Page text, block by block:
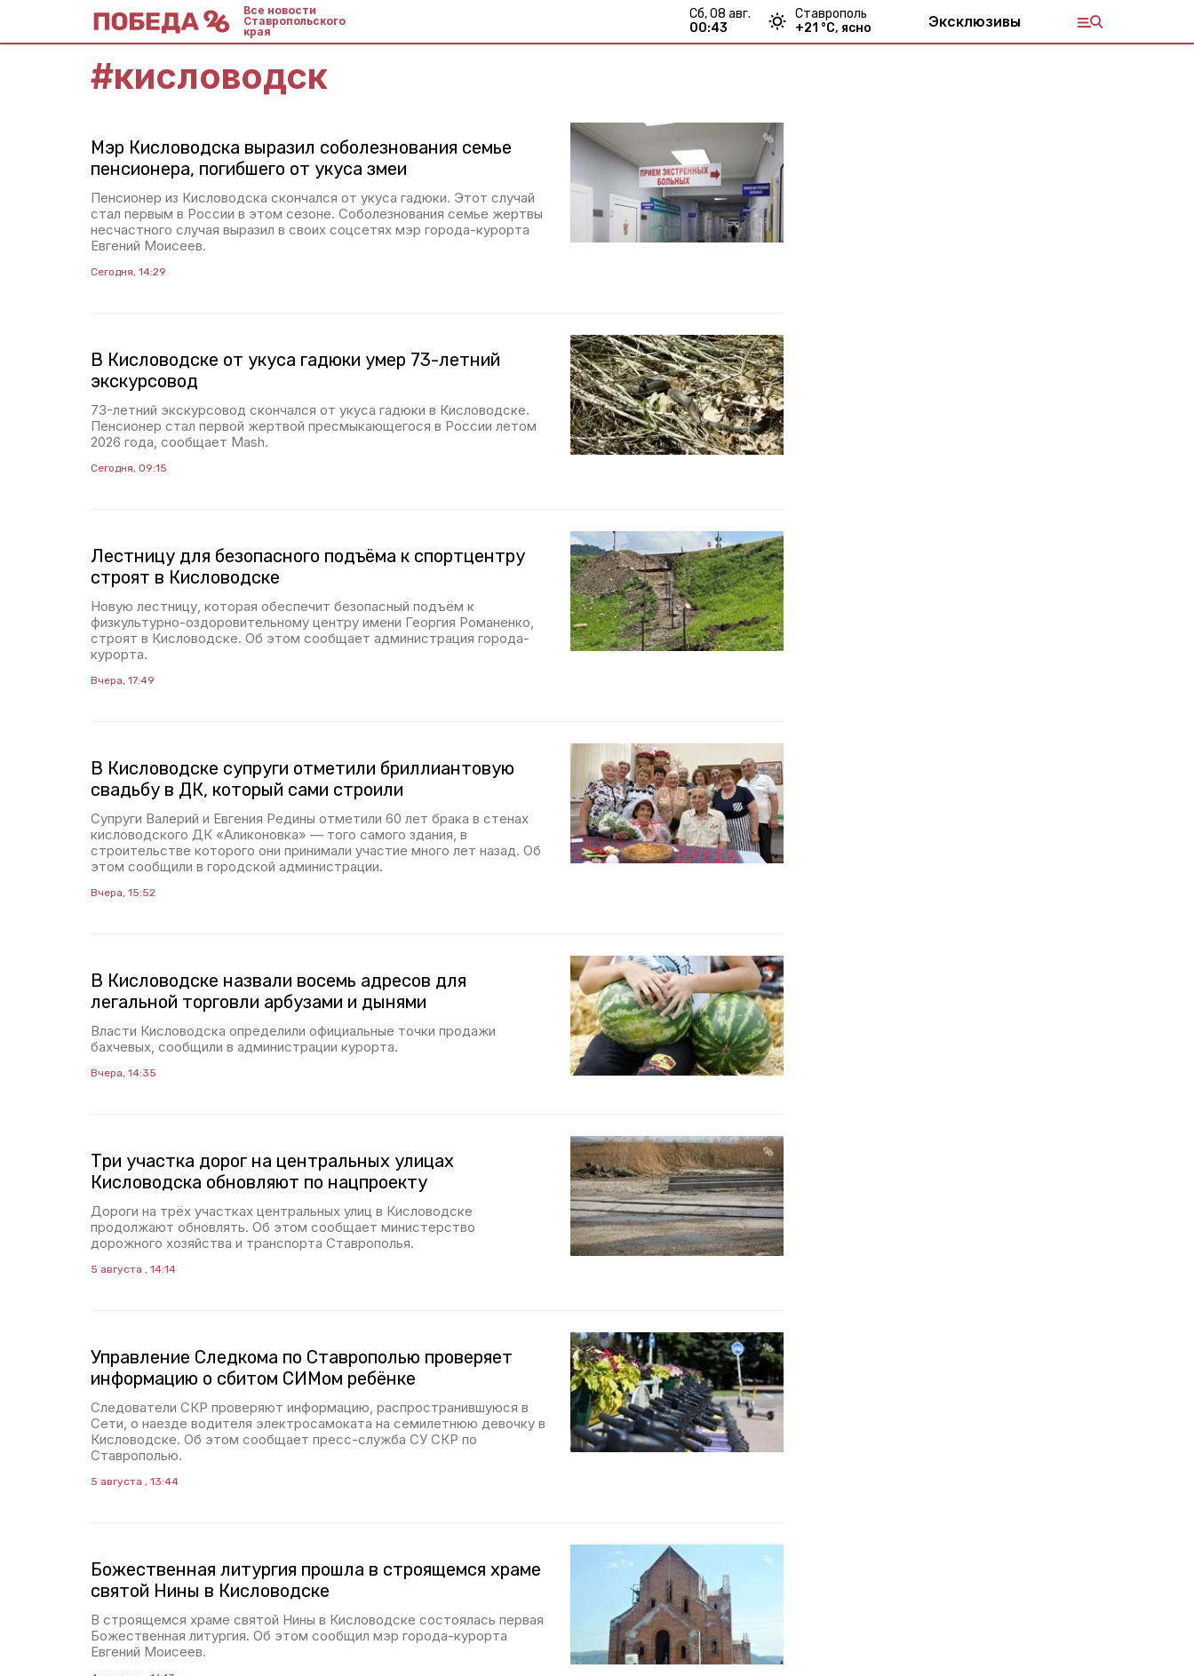
Все новости
Ставропольского
края
сб, 08 авг.
00:43
Ставрополь
+21 °С, ясно Эксклюзивы
#кисловодск
Мэр Кисловодска выразил соболезнования семье
пенсионера, погибшего от укуса змеи
Пенсионер из Кисловодска скончался от укуса гадюки. Этот случай
стал первым в России в этом сезоне. Соболезнования семье жертвы
несчастного случая выразил в своих соцсетях мэр города-курорта
Евгений Моисеев.
Сегодня, 14:29
В Кисловодске от укуса гадюки умер 73-летний
экскурсовод
73-летний экскурсовод скончался от укуса гадюки в Кисловодске.
Пенсионер стал первой жертвой пресмыкающегося в России летом
2026 года, сообщает Mash.
Сегодня, 09:15
Лестницу для безопасного подъёма к спортцентру
строят в Кисловодске
Новую лестницу, которая обеспечит безопасный подъём к
физкультурно-оздоровительному центру имени Георгия Романенко,
строят в Кисловодске. Об этом сообщает администрация города-
курорта.
Вчера, 17:49
В Кисловодске супруги отметили бриллиантовую
свадьбу в ДК, который сами строили
Супруги Валерий и Евгения Редины отметили 60 лет брака в стенах
кисловодского ДК «Аликоновка» — того самого здания, в
строительстве которого они принимали участие много лет назад. Об
этом сообщили в городской администрации.
Вчера, 15:52
В Кисловодске назвали восемь адресов для
легальной торговли арбузами и дынями
Власти Кисловодска определили официальные точки продажи
бахчевых, сообщили в администрации курорта.
Вчера, 14:35
Три участка дорог на центральных улицах
Кисловодска обновляют по нацпроекту
Дороги на трёх участках центральных улиц в Кисловодске
продолжают обновлять. Об этом сообщает министерство
дорожного хозяйства и транспорта Ставрополья.
5 августа , 14:14
Управление Следкома по Ставрополью проверяет
информацию о сбитом СИМом ребёнке
Следователи СКР проверяют информацию, распространившуюся в
Сети, о наезде водителя электросамоката на семилетнюю девочку в
Кисловодске. Об этом сообщает пресс-служба СУ СКР по
Ставрополью.
5 августа , 13:44
Божественная литургия прошла в строящемся храме
святой Нины в Кисловодске
В строящемся храме святой Нины в Кисловодске состоялась первая
Божественная литургия. Об этом сообщил мэр города-курорта
Евгений Моисеев.